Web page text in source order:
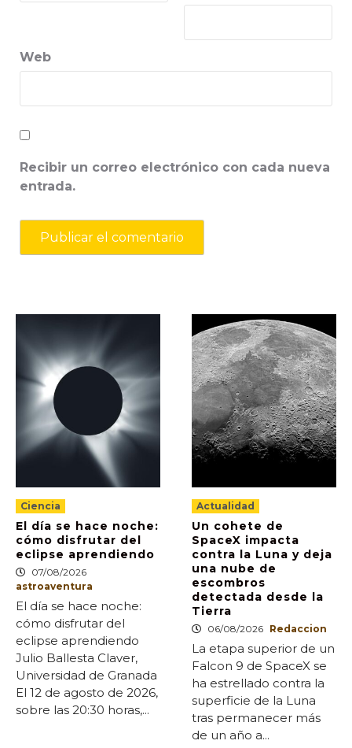
Web
Recibir un correo electrónico con cada nueva
entrada.
Ciencia
El día se hace noche:
cómo disfrutar del
eclipse aprendiendo
07/08/2026
astroaventura
El día se hace noche:
cómo disfrutar del
eclipse aprendiendo
Julio Ballesta Claver,
Universidad de Granada
El 12 de agosto de 2026,
sobre las 20:30 horas,...
Actualidad
Un cohete de
SpaceX impacta
contra la Luna y deja
una nube de
escombros
detectada desde la
Tierra
06/08/2026 Redaccion
La etapa superior de un
Falcon 9 de SpaceX se
ha estrellado contra la
superficie de la Luna
tras permanecer más
de un año a...